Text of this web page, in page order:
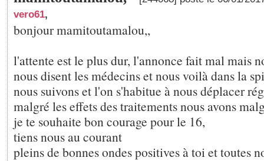
vero61,
bonjour mamitoutamalou,,
l'attente est le plus dur, l'annonce fait mal mais
nous disent les médecins et nous voilà dans la
nous suivons et l'on s'habitue à nous déplacer
malgré les effets des traitements nous avons
je te souhaite bon courage pour le 16,
tiens nous au courant
pleins de bonnes ondes positives à toi et toutes